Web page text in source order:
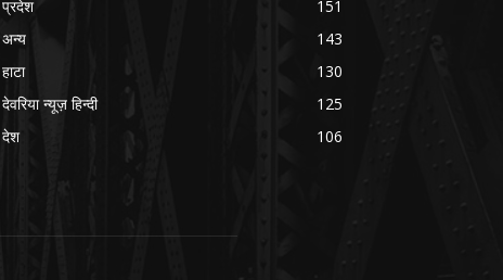
प्रदेश
151
अन्य
143
हाटा
130
देवरिया न्यूज़ हिन्दी
125
देश
106